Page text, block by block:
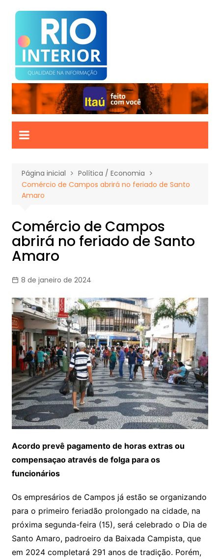
para
conteúdo
Página inicial
Política / Economia
Comércio de Campos abrirá no feriado de Santo
Amaro
Comércio de Campos
abrirá no feriado de Santo
Amaro
8 de janeiro de 2024
Acordo prevê pagamento de horas extras ou
compensaçao através de folga para os
funcionários
Os empresários de Campos já estão se organizando
para o primeiro feriadão prolongado na cidade, na
próxima segunda-feira (15), será celebrado o Dia de
Santo Amaro, padroeiro da Baixada Campista, que
em 2024 completará 291 anos de tradição. Porém,